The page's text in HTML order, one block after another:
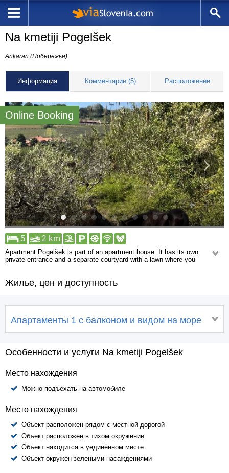
Na kmetiji Pogelšek
Ankaran (Побережье)
Информация Комментарии (5) Расположение
Online Booking
5 2 km
Apartment Pogelšek is part of an apartment house. It has its own
private entrance and a separate courtyard with a lawn where you
Apartment Pogelšek is suitable for families and can comfortably sleep up
to four people. The 34m2 apartment offers a spacious bathroom, a
views.
Around the apartment you can find fruit trees and olive groves, among
Жилье, цен и доступность
Апартаменты 1 с балконом и видом на море
Особенности и услуги Na kmetiji Pogelšek
Место нахождения
Можно подъехать на автомобиле
Место нахождения
Объект расположен рядом с местной дорогой
Объект расположен в тихом окружении
Объект находится в уединённом месте
Объект окружен зелеными насаждениями